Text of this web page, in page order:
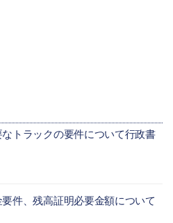
トラックの要件について行政書
件、残高証明必要金額について